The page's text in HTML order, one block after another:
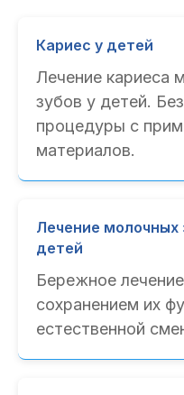
Кариес у детей
Лечение кариеса
зубов у детей.
процедуры с
материалов.
Лечение молочных
детей
Бережное
сохранением их
естественной